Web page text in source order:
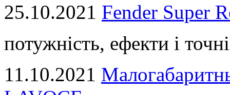
25.10.2021 Fender Super
потужність, ефекти і
11.10.2021